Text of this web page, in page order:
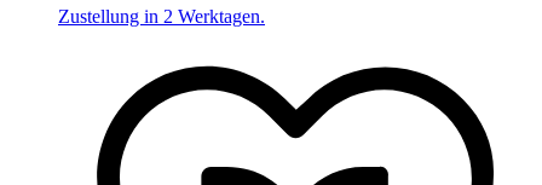
Zustellung in 2 Werktagen.